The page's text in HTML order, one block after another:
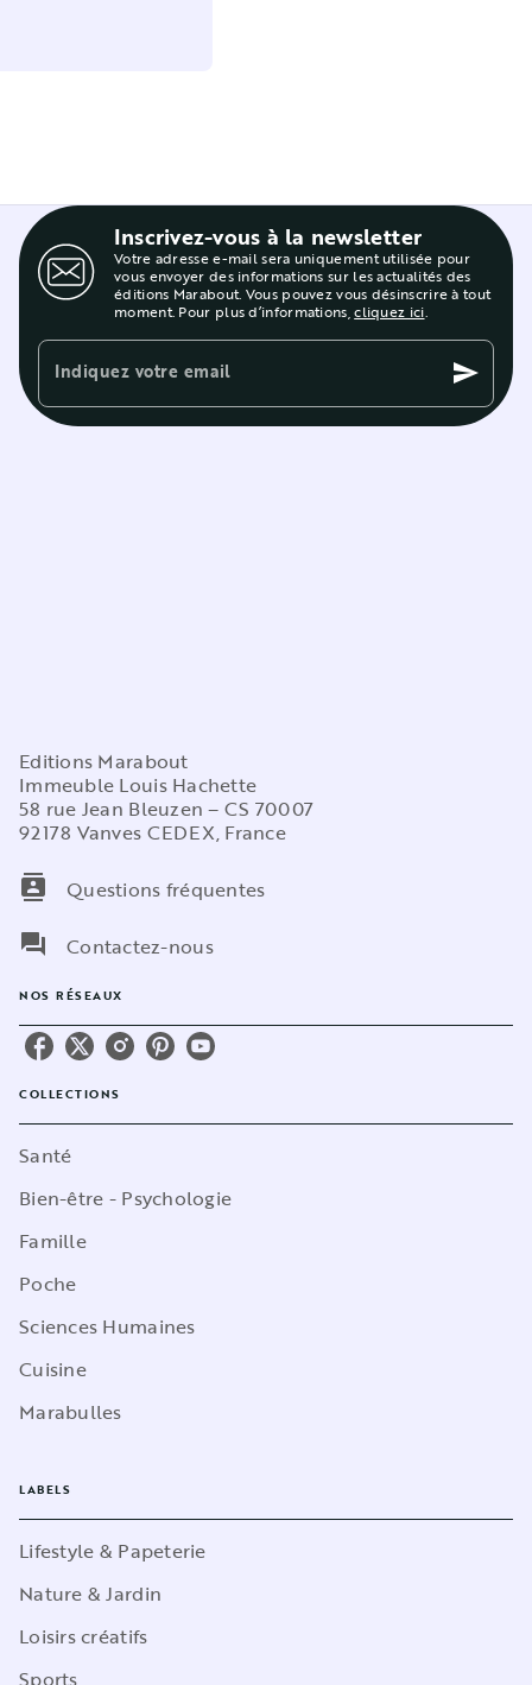
Inscrivez-vous à la newsletter
Votre adresse e-mail sera uniquement utilisée pour
vous envoyer des informations sur les actualités des
éditions Marabout. Vous pouvez vous désinscrire à tout
moment. Pour plus d’informations,cliquez ici
Indiquez votre email send
Editions Marabout
Immeuble Louis Hachette
58 rue Jean Bleuzen – CS 70007
92178 Vanves CEDEX, France
contacts
Questions fréquentes
question_answer
Contactez-nous
NOS RÉSEAUX
COLLECTIONS
Santé
Bien-être - Psychologie
Famille
Poche
Sciences Humaines
Cuisine
Marabulles
LABELS
Lifestyle & Papeterie
Nature & Jardin
Loisirs créatifs